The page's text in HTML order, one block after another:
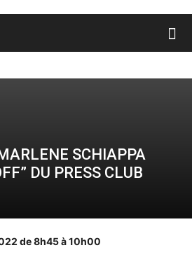
SCHIAPPA
DU PRESS CLUB
de 8h45 à 10h00